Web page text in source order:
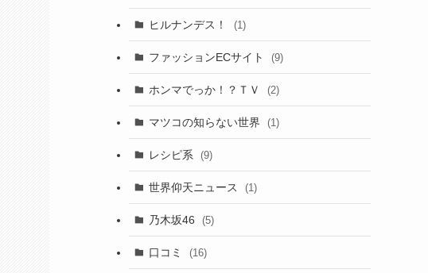
ヒルナンデス！ (1)
ファッションECサイト (9)
ホンマでっか！？ＴＶ (2)
マツコの知らない世界 (1)
レシピ系 (9)
世界仰天ニュース (1)
乃木坂46 (5)
口コミ (16)